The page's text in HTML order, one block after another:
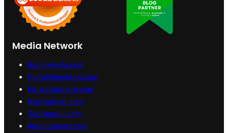
Media Network
Radarwaktu.com
Portaldemokrasi.com
Edukasiupdate.com
Nalarrakyat.com
Sabdaguru.com
Indonesiavox.com